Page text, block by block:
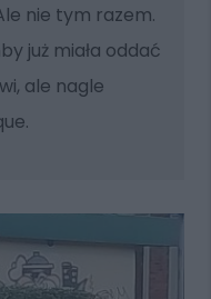
nie tym razem.
już miała oddać
ale nagle